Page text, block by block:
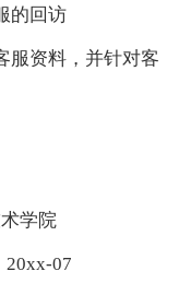
的回访
资料，并针对客
学院
07